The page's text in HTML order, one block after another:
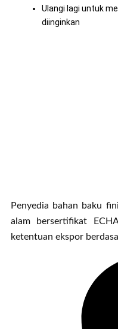
Ulangi lagi untuk
diinginkan
Penyedia bahan baku
alam bersertifikat
ketentuan ekspor